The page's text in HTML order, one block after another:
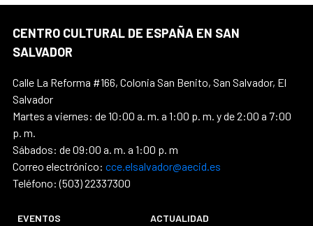
CENTRO CULTURAL DE ESPAÑA EN SAN
SALVADOR
Calle La Reforma #166, Colonia San Benito, San Salvador, El
Salvador
Martes a viernes: de 10:00 a. m. a 1:00 p. m. y de 2:00 a 7:00
p. m.
Sábados: de 09:00 a. m. a 1:00 p. m
Correo electrónico: cce.elsalvador@aecid.es
Teléfono: (503) 22337300
EVENTOS
ACTUALIDAD